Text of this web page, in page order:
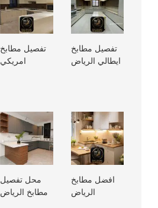
تفصيل مطابخ
ايطالي الرياض
تفصيل مطابخ
امريكي
افضل مطابخ
الرياض
محل تفصيل
مطابخ الرياض